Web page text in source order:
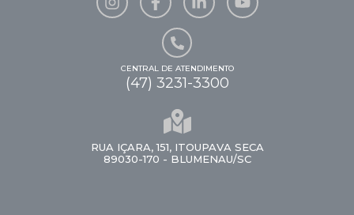
CENTRAL DE ATENDIMENTO
(47) 3231-3300
RUA IÇARA, 151, ITOUPAVA SECA
89030-170 - BLUMENAU/SC